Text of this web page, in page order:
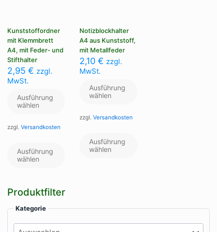
Kunststoffordner
mit Klemmbrett
A4, mit Feder- und
Stifthalter
2,95 € zzgl.
MwSt.
Ausführung
wählen
zzgl. Versandkosten
Ausführung
wählen
auf
Notizblockhalter
A4 aus Kunststoff,
mit Metallfeder
2,10€ zzgl.
MwSt.
Ausführung
wählen
zzgl.Versandkosten
Ausführung
wählen
der
Produktfilter
Kategorie